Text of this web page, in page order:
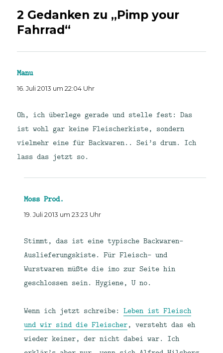
2 Gedanken zu „Pimp your
Fahrrad“
Manusagt:
16. Juli 2013 um 22:04 Uhr
Oh, ich überlege gerade und stelle fest: Das
ist wohl gar keine Fleischerkiste, sondern
vielmehr eine für Backwaren.. Sei’s drum. Ich
lass das jetzt so.
Moss Prod.
19. Juli 2013 um 23:23 Uhr
Stimmt, das ist eine typische Backwaren-
Auslieferungskiste. Für Fleisch- und
Wurstwaren müßte die imo zur Seite hin
geschlossen sein. Hygiene, U no.
Wenn ich jetzt schreibe:Leben ist Fleisch
und wir sind die Fleischer, versteht das eh
wieder keiner, der nicht dabei war. Ich